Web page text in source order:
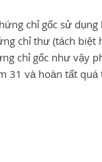
chỉ gốc sử
chỉ thư (tách biệt
chỉ gốc như vậy
31 và hoàn tất